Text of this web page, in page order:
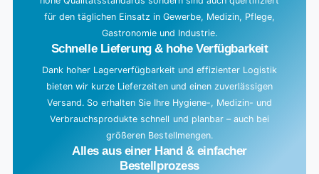
für den täglichen Einsatz in Gewerbe, Medizin, Pflege,
Gastronomie und Industrie.
Schnelle Lieferung & hohe Verfügbarkeit
Dank hoher Lagerverfügbarkeit und effizienter Logistik
bieten wir kurze Lieferzeiten und einen zuverlässigen
Versand. So erhalten Sie Ihre Hygiene-, Medizin- und
Verbrauchsprodukte schnell und planbar – auch bei
größeren Bestellmengen.
Alles aus einer Hand & einfacher
Bestellprozess